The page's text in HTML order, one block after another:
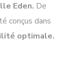
Eden. De
conçus dans
optimale.